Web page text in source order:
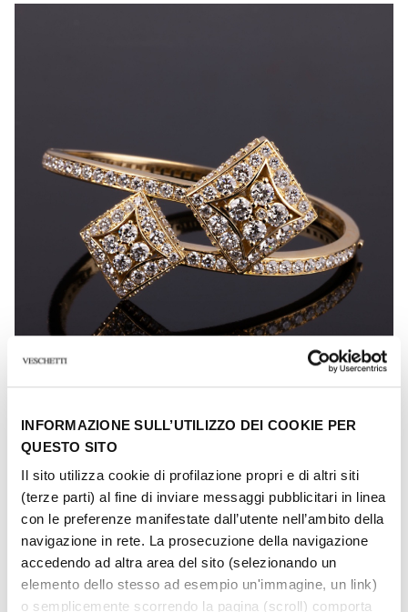
INFORMAZIONE SULL’UTILIZZO DEI COOKIE PER
QUESTO SITO
Il sito utilizza cookie di profilazione propri e di altri siti
(terze parti) al fine di inviare messaggi pubblicitari in linea
con le preferenze manifestate dall’utente nell’ambito della
navigazione in rete. La prosecuzione della navigazione
accedendo ad altra area del sito (selezionando un
elemento dello stesso ad esempio un'immagine, un link)
o semplicemente scorrendo la pagina (scroll) comporta
Bracciale in oro e diamanti